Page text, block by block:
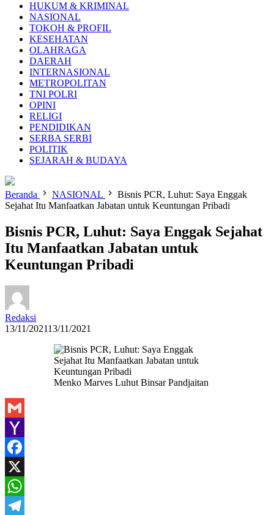
HUKUM & KRIMINAL
NASIONAL
TOKOH & PROFIL
KESEHATAN
OLAHRAGA
DAERAH
INTERNASIONAL
METROPOLITAN
TNI POLRI
OPINI
RELIGI
PENDIDIKAN
SERBA SERBI
POLITIK
SEJARAH & BUDAYA
Beranda NASIONAL
Bisnis PCR, Luhut: Saya Enggak
Sejahat Itu Manfaatkan Jabatan untuk Keuntungan Pribadi
Bisnis PCR, Luhut: Saya Enggak Sejahat
Itu Manfaatkan Jabatan untuk
Keuntungan Pribadi
Redaksi
13/11/202113/11/2021
Menko Marves Luhut Binsar Pandjaitan
Gmail
Yahoo
Mail
Facebook
X
WhatsApp